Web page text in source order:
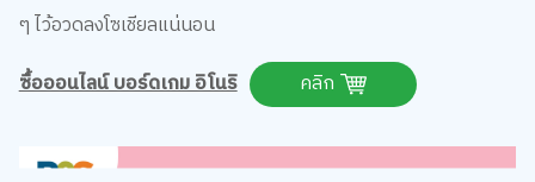
ซื้อออนไลน์ บอร์ดเกม อิโนริ